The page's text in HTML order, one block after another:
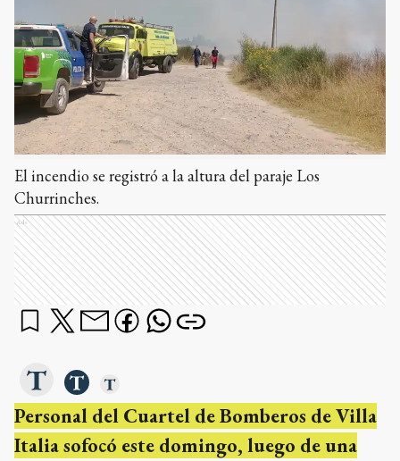
El incendio se registró a la altura del paraje Los
Churrinches.
Ads
Personal del Cuartel de Bomberos de Villa
Italia sofocó este domingo, luego de una